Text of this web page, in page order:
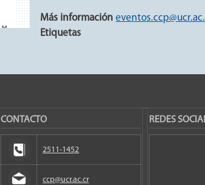
Más información
Etiquetas
CONTACTO
2511-1452
ccp@ucr.ac.cr
REDES